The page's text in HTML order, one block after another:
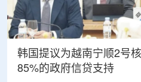
韩国提议为越南宁顺2号
85%的政府信贷支持